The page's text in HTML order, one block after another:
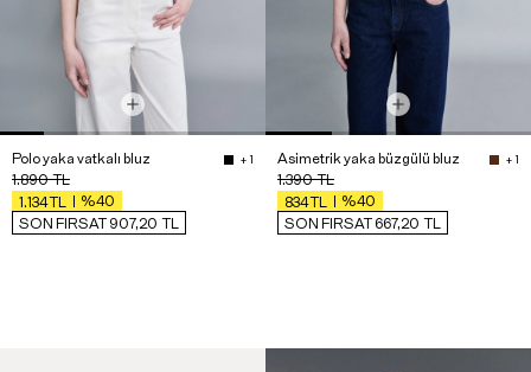
Polo yaka vatkalı bluz + 1
1.890TL
1.134TL
%40
SON FIRSAT 907,20
Asimetrik yaka büzgülü bluz + 1
1.390TL
834TL
%40
SON FIRSAT 667,20